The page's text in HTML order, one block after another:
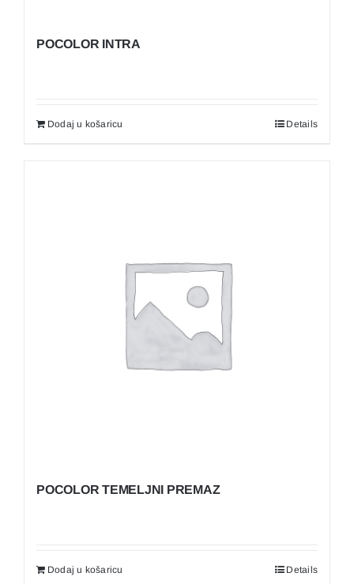
POCOLOR INTRA
Dodaj u košaricu Details
POCOLOR TEMELJNI PREMAZ
Dodaj u košaricu Details